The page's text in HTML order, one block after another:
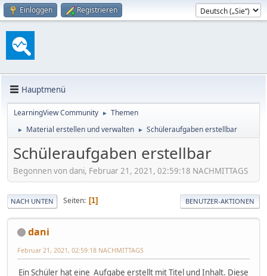
Einloggen Registrieren
Hauptmenü
LearningView Community ► Themen
► Material erstellen und verwalten ► Schüleraufgaben erstellbar
Schüleraufgaben erstellbar
Begonnen von dani, Februar 21, 2021, 02:59:18 NACHMITTAGS
NACH UNTEN Seiten 1 BENUTZER-AKTIONEN
dani
Februar 21, 2021, 02:59:18 NACHMITTAGS
Ein Schüler hat eine Aufgabe erstellt mit Titel und Inhalt. Diese